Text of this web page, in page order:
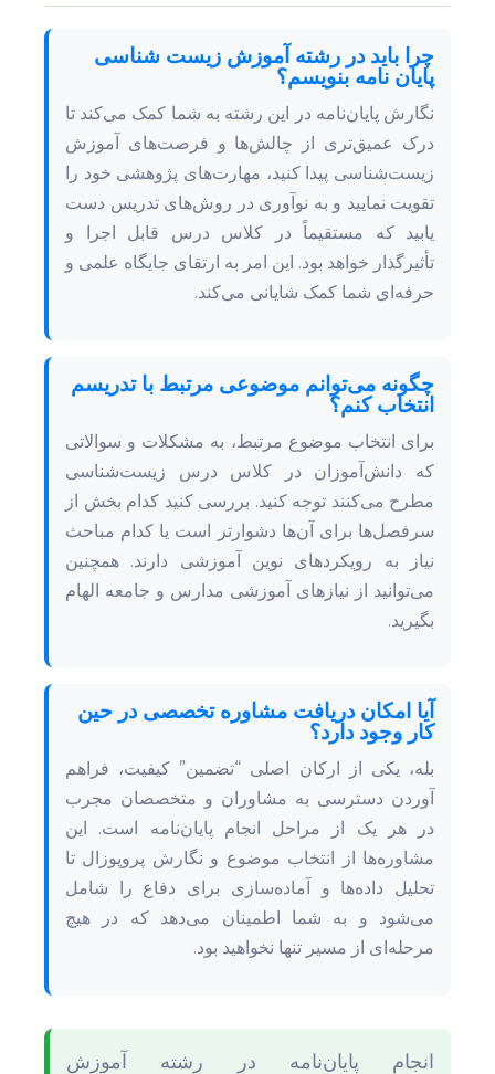
چرا باید در رشته آموزش زیست شناسی
پایان نامه بنویسم؟
نگارش پایان‌نامه در این رشته به شما کمک می‌کند تا
درک عمیق‌تری از چالش‌ها و فرصت‌های آموزش
زیست‌شناسی پیدا کنید، مهارت‌های پژوهشی خود را
تقویت نمایید و به نوآوری در روش‌های تدریس دست
یابید که مستقیماً در کلاس درس قابل اجرا و
تأثیرگذار خواهد بود. این امر به ارتقای جایگاه علمی و
حرفه‌ای شما کمک شایانی می‌کند.
چگونه می‌توانم موضوعی مرتبط با تدریسم
انتخاب کنم؟
برای انتخاب موضوع مرتبط، به مشکلات و سوالاتی
که دانش‌آموزان در کلاس درس زیست‌شناسی
مطرح می‌کنند توجه کنید. بررسی کنید کدام بخش از
سرفصل‌ها برای آن‌ها دشوارتر است یا کدام مباحث
نیاز به رویکردهای نوین آموزشی دارند. همچنین
می‌توانید از نیازهای آموزشی مدارس و جامعه الهام
بگیرید.
آیا امکان دریافت مشاوره تخصصی در حین
کار وجود دارد؟
بله، یکی از ارکان اصلی “تضمین” کیفیت، فراهم
آوردن دسترسی به مشاوران و متخصصان مجرب
در هر یک از مراحل انجام پایان‌نامه است. این
مشاوره‌ها از انتخاب موضوع و نگارش پروپوزال تا
تحلیل داده‌ها و آماده‌سازی برای دفاع را شامل
می‌شود و به شما اطمینان می‌دهد که در هیچ
مرحله‌ای از مسیر تنها نخواهید بود.
انجام پایان‌نامه در رشته آموزش